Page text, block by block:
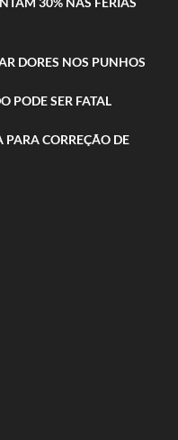
DORES NOS PUNHOS
PODE SER FATAL
CORREÇÃO DE